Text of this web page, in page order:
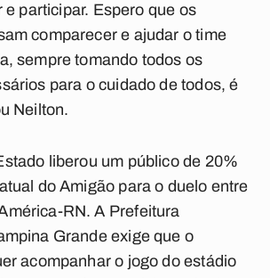
e participar. Espero que os
comparecer e ajudar o time
sempre tomando todos os
para o cuidado de todos, é
Neilton.
liberou um público de 20%
do Amigão para o duelo entre
RN. A Prefeitura
Grande exige que o
acompanhar o jogo do estádio